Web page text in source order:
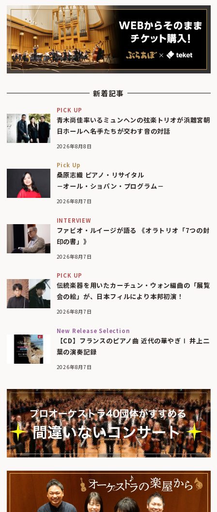
新着記事
PICK UP
青木尚佳率いるミュンヘンの弦楽トリオが浜離宮朝
日ホールへ――名手たちが交わす音の対話
2026年8月8日
Pick Up
桑原志織 ピアノ・リサイタル
－オール・ショパン・プログラム－
2026年8月7日
INTERVIEW
ファビオ・ルイージが語る 《オラトリオ「7つの封
印の書」》
2026年8月7日
PICK UP
伝統楽器を用いたカーチュン・ウォン編曲の「展覧
会の絵」が、日本フィルにより本邦初演！
2026年8月7日
New Release Selection
【CD】フランスのピアノ曲 近代の華やぎⅠ 井上二
葉の演奏記録
2026年8月7日